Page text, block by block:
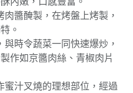
肉醬醃製，在烤盤上烤製，
。
與時令蔬菜一同快速爆炒，
作如京醬肉絲、青椒肉片
蜜汁叉燒的理想部位，經過